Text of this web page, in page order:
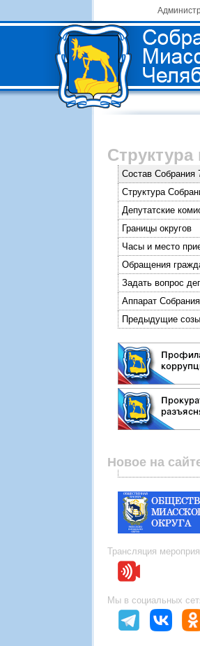
Структура
Состав Собрания
Структура
Депутатские
Границы округов
Часы и место
Обращения
Задать вопрос
Аппарат Собрания
Предыдущие
Новое на
Трансляция
Мы в социальных